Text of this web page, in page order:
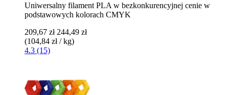
Uniwersalny filament PLA w bezkonkurencyjnej cenie w
podstawowych kolorach CMYK
209,67 zł 244,49 zł
(104,84 zł / kg)
4.3 (15)